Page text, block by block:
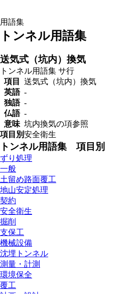
用語集
トンネル用語集
送気式（坑内）換気
トンネル用語集 サ行
項目
送気式（坑内）換気
英語 -
独語 -
仏語 -
意味 坑内換気の項参照
項目別安全衛生
トンネル用語集 項目別
ずり処理
一般
土留め路面覆工
地山安定処理
契約
安全衛生
掘削
支保工
機械設備
沈埋トンネル
測量・計測
環境保全
覆工